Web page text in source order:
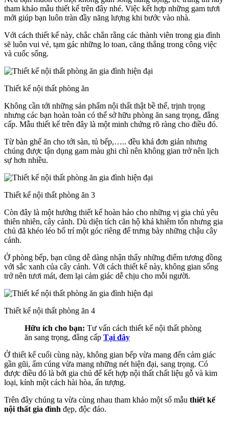
tham khảo mẫu thiết kế trên đây nhé. Việc kết hợp những gam tươi
mới giúp bạn luôn tràn đầy năng lượng khi bước vào nhà.
Với cách thiết kế này, chắc chắn rằng các thành viên trong gia đình
sẽ luôn vui vẻ, tạm gác những lo toan, căng thẳng trong công việc
và cuốc sống.
Thiết kế nội thất phòng ăn
Không cần tới những sản phẩm nội thất thật bề thế, trịnh trọng
nhưng các bạn hoàn toàn có thể sở hữu phòng ăn sang trọng, đẳng
cấp. Mẫu thiết kế trên đây là một minh chứng rõ ràng cho điều đó.
Từ bàn ghế ăn cho tới sàn, tủ bếp,….. đều khá đơn giản nhưng
chúng được tận dụng gam màu ghi chì nên không gian trở nên lịch
sự hơn nhiều.
Thiết kế nội thất phòng ăn 3
Còn đây là một hướng thiết kế hoàn hảo cho những vị gia chủ yêu
thiên nhiên, cây cảnh. Dù diện tích căn hộ khá khiêm tốn nhưng gia
chủ đã khéo léo bố trí một góc riêng để trưng bày những chậu cây
cảnh.
Ở phòng bếp, bạn cũng dễ dàng nhận thấy những điểm tương đồng
với sắc xanh của cây cảnh. Với cách thiết kế này, không gian sống
trở nên tươi mát, đem lại cảm giác dễ chịu cho mỗi người.
Thiết kế nội thất phòng ăn 4
Hữu ích cho bạn: Tư vấn cách thiết kế nội thất phòng
ăn sang trọng, đẳng cấp Tại đây
Ở thiết kế cuối cùng này, không gian bếp vừa mang đến cảm giác
gần gũi, ấm cúng vừa mang những nét hiện đại, sang trọng. Có
được điều đó là bởi gia chủ để kết hợp nội thất chất liệu gỗ và kim
loại, kính một cách hài hòa, ấn tượng.
Trên đây chúng ta vừa cùng nhau tham khảo một số mẫu thiết kế
nội thất gia đình đẹp, độc đáo.